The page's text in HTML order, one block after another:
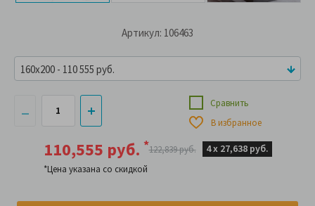
Артикул: 106463
110,555 руб. *
*Цена указана со скидкой
122,839 руб. 4 х 27,638 руб.
Сравнить
В избранное
160x200 - 110 555 руб.